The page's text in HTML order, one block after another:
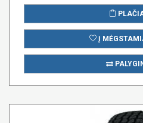
Į